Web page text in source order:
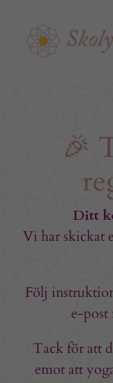
innehållet
Utbildningar
Skapa konto
Logga in
🎉
Ditt
Vi har skickat
Följ
e-post
Tack för att
emot att